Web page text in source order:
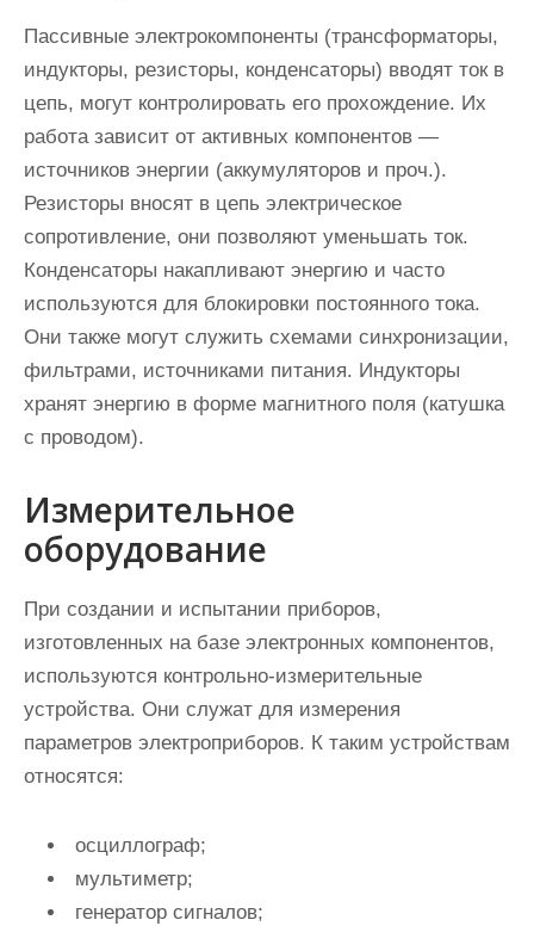
Пассивные электрокомпоненты (трансформаторы,
индукторы, резисторы, конденсаторы) вводят ток в
цепь, могут контролировать его прохождение. Их
работа зависит от активных компонентов —
источников энергии (аккумуляторов и проч.).
Резисторы вносят в цепь электрическое
сопротивление, они позволяют уменьшать ток.
Конденсаторы накапливают энергию и часто
используются для блокировки постоянного тока.
Они также могут служить схемами синхронизации,
фильтрами, источниками питания. Индукторы
хранят энергию в форме магнитного поля (катушка
с проводом).
Измерительное
оборудование
При создании и испытании приборов,
изготовленных на базе электронных компонентов,
используются контрольно-измерительные
устройства. Они служат для измерения
параметров электроприборов. К таким устройствам
относятся:
осциллограф;
мультиметр;
генератор сигналов;